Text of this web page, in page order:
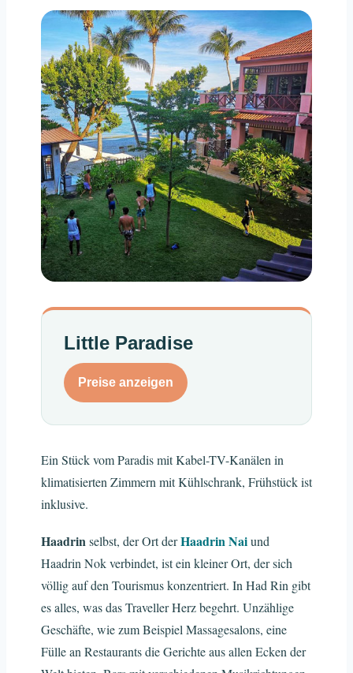
Little Paradise
Preise anzeigen
Ein Stück vom Paradis mit Kabel-TV-Kanälen in
klimatisierten Zimmern mit Kühlschrank, Frühstück ist
inklusive.
Haadrinselbst, der Ort derHaadrin Naiund
Haadrin Nok verbindet, ist ein kleiner Ort, der sich
völlig auf den Tourismus konzentriert. In Had Rin gibt
es alles, was das Traveller Herz begehrt. Unzählige
Geschäfte, wie zum Beispiel Massagesalons, eine
Fülle an Restaurants die Gerichte aus allen Ecken der